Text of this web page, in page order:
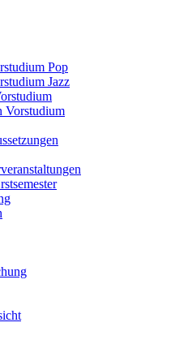
Pop
Jazz
Vorstudium